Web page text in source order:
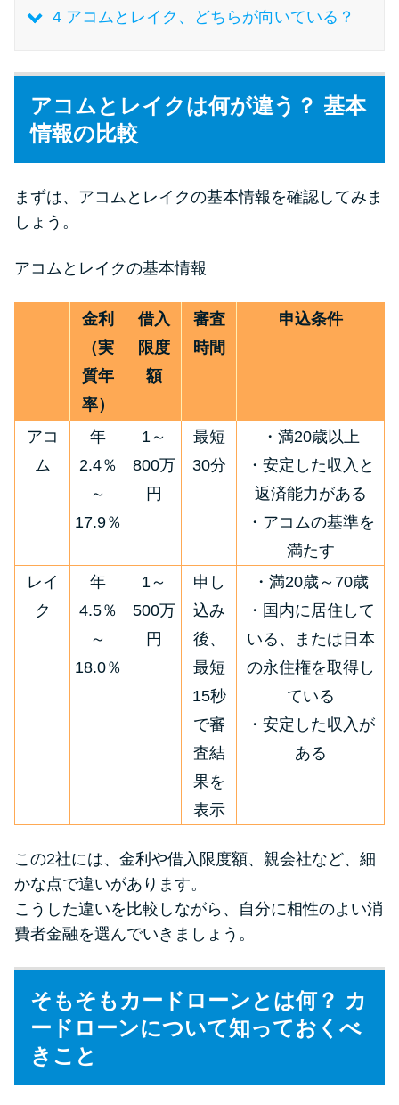
ードローン
特集ページ一覧
種類や特徴で探す
銀行カードローンを選ぶべき4つ
の理由
お金を借りる3つのポイント
種類・特徴別一覧
その他コラム
今月の家賃払えない…2ヵ月目に
は解決しないと危険な理由と対
処法3つ
家賃払えないが強制退去は避け
たい…市役所に相談より賢い方
法2選
街金とは？絶対審査通る？借金
に悩む人へ街金をおすすめしな
質屋でお金を借りるには？年利
やシステムをカードローンと比
学生がお金を借りる方法があ
る？
学生がお金を借りる方法は？親
ソフト闇金とは？悪質な手口に
4アコムとレイク、どちらが向いている？
アコムとレイクは何が違う？ 基本
情報の比較
まずは、アコムとレイクの基本情報を確認してみま
しょう。
アコムとレイクの基本情報
金利
（実
質年
率）
借入
限度
額
審査
時間
申込条件
アコ
ム
年
2.4％
～
17.9％
1～
800万
円
最短
30分
・満20歳以上
・安定した収入と
返済能力がある
・アコムの基準を
満たす
レイ
ク
年
4.5％
～
18.0％
1～
500万
円
申し
込み
後、
最短
15秒
で審
査結
果を
表示
・満20歳～70歳
・国内に居住して
いる、または日本
の永住権を取得し
ている
・安定した収入が
ある
この2社には、金利や借入限度額、親会社など、細
かな点で違いがあります。
こうした違いを比較しながら、自分に相性のよい消
費者金融を選んでいきましょう。
そもそもカードローンとは何？ カ
ードローンについて知っておくべ
きこと